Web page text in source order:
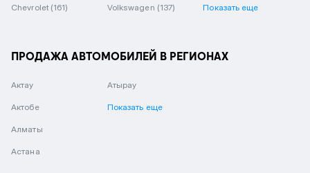
Chevrolet (161) Volkswagen (137) Показать еще
ПРОДАЖА АВТОМОБИЛЕЙ В РЕГИОНАХ
Актау
Актобе
Алматы
Астана
Атырау
Показать еще